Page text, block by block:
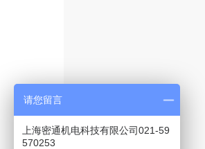
请您留言
上海密通机电科技有限公司021-59
570253